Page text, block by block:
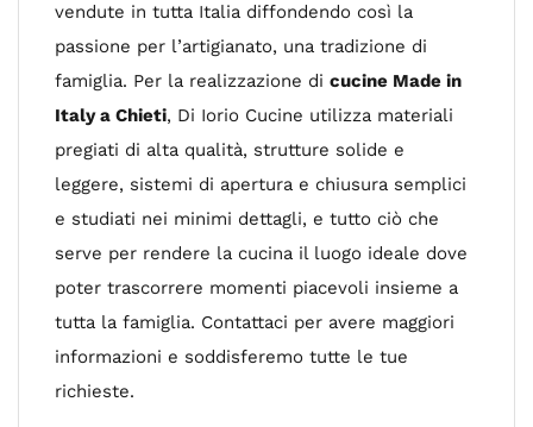
vendute in tutta Italia diffondendo così la
passione per l’artigianato, una tradizione di
famiglia. Per la realizzazione di cucine Made in
Italy a Chieti, Di Iorio Cucine utilizza materiali
pregiati di alta qualità, strutture solide e
leggere, sistemi di apertura e chiusura semplici
e studiati nei minimi dettagli, e tutto ciò che
serve per rendere la cucina il luogo ideale dove
poter trascorrere momenti piacevoli insieme a
tutta la famiglia. Contattaci per avere maggiori
informazioni e soddisferemo tutte le tue
richieste.